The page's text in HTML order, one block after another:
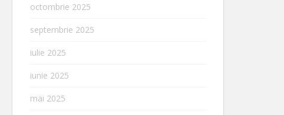
octombrie 2025
septembrie 2025
iulie 2025
iunie 2025
mai 2025